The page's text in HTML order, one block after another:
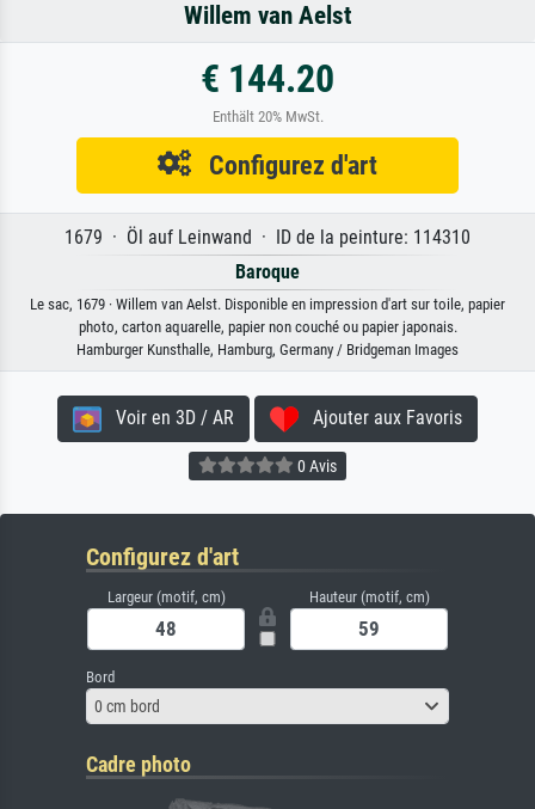
Willem van Aelst
€ 144.20
Enthält 20% MwSt.
Configurez d'art
1679 · Öl auf Leinwand · ID de la peinture: 114310
Baroque
Le sac, 1679 · Willem van Aelst. Disponible en impression d'art sur toile, papier
photo, carton aquarelle, papier non couché ou papier japonais.
Hamburger Kunsthalle, Hamburg, Germany / Bridgeman Images
Voir en 3D / AR Ajouter aux Favoris
0 Avis
Configurez d'art
Largeur (motif, cm) Hauteur (motif, cm)
Bord
0 cm bord
Cadre photo